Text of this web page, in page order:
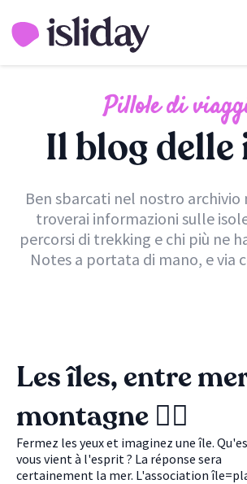
Pillole di
Il blog delle
Ben sbarcati nel nostro archivio
troverai informazioni sulle
percorsi di trekking e chi più ne
Notes a portata di mano, e via
Les îles, entre
montagne 🚴‍♀️
Fermez les yeux et imaginez une île.
vous vient à l'esprit ? La réponse sera
certainement la mer. L'association